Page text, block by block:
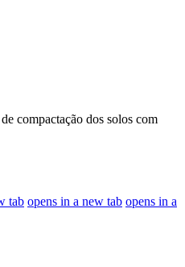
compactação dos solos com
tab opens in a new tab opens in a